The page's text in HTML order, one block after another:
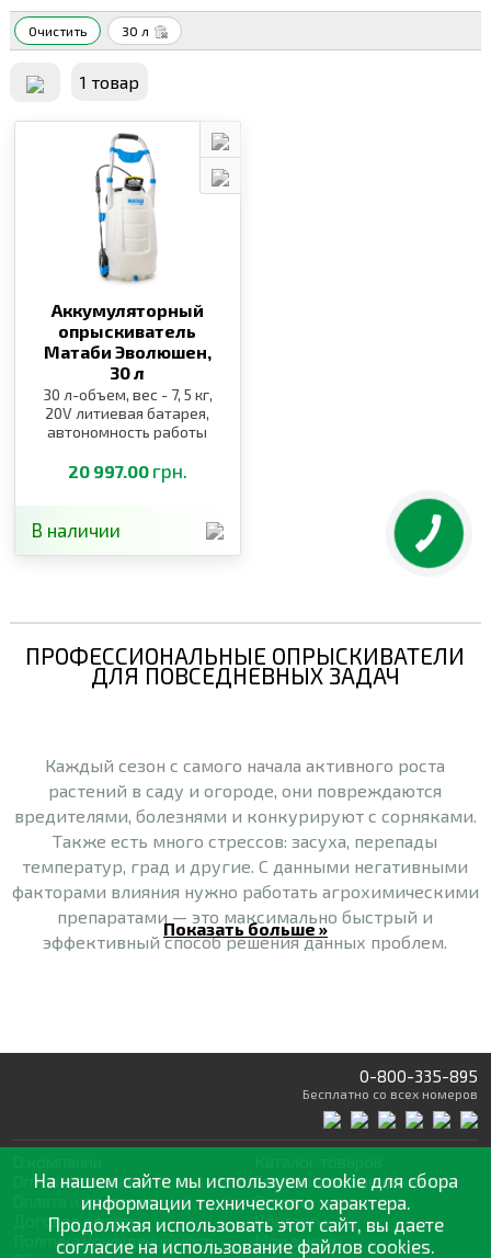
Очистить 30 л
1 товар
Аккумуляторный
опрыскиватель
Матаби Эволюшен,
30 л
30 л-объем, вес - 7, 5 кг,
20V литиевая батарея,
автономность работы
100л-300 л
20 997.00 грн.
В наличии
ПРОФЕССИОНАЛЬНЫЕ ОПРЫСКИВАТЕЛИ
ДЛЯ ПОВСЕДНЕВНЫХ ЗАДАЧ
Каждый сезон с самого начала активного роста
растений в саду и огороде, они повреждаются
вредителями, болезнями и конкурируют с сорняками.
Также есть много стрессов: засуха, перепады
температур, град и другие. С данными негативными
факторами влияния нужно работать агрохимическими
препаратами — это максимально быстрый и
эффективный способ решения данных проблем.
Главные преимущества опрыскивателей
Равномерное распределение препарата по органам
Точная дозировка препаратов
Регулируемый угол опрыскивания
Показать больше »
0-800-335-895
Бесплатно со всех номеров
Оптовая продажа
Оплата и доставка
Договор оферты
Політика конфіденційності
Статьии рекомендации
Отзывы
Контакты
Мои заказы
На нашем сайте мы используем cookie для сбора
информации технического характера.
Продолжая использовать этот сайт, вы даете
согласие на использование файлов cookies.